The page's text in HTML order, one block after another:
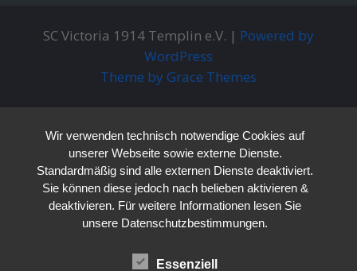
SC Victoria 1914 Templin e.V. | Powered by
WordPress
Theme by Grace Themes
Wir verwenden technisch notwendige Cookies auf
unserer Webseite sowie externe Dienste.
Standardmäßig sind alle externen Dienste deaktiviert.
Sie können diese jedoch nach belieben aktivieren &
deaktivieren. Für weitere Informationen lesen Sie
unsere Datenschutzbestimmungen.
Essenziell